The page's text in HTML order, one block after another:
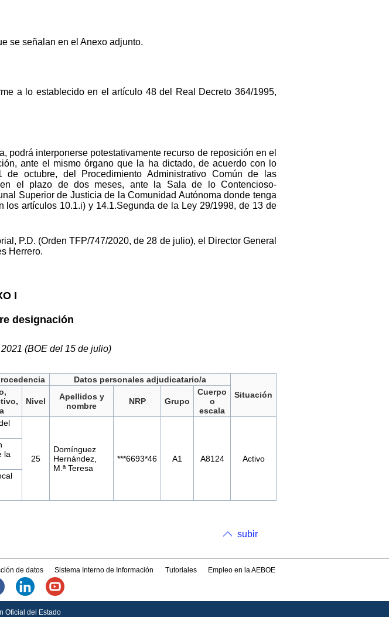
se señalan en el Anexo adjunto.
a lo establecido en el artículo 48 del Real Decreto 364/1995,
interponerse potestativamente recurso de reposición en el
ante el mismo órgano que la ha dictado, de acuerdo con lo
octubre, del Procedimiento Administrativo Común de las
en el plazo de dos meses, ante la Sala de lo Contencioso-
Superior de Justicia de la Comunidad Autónoma donde tenga
artículos 10.1.i) y 14.1.Segunda de la Ley 29/1998, de 13 de
P.D. (Orden TFP/747/2020, de 28 de julio), el Director General
Herrero.
I
designación
(BOE del 15 de julio)
Datos personales adjudicatario/a
Situación
Nivel
Apellidos y
nombre
NRP Grupo
Cuerpo
o
escala
25
Domínguez
Hernández,
M.ª Teresa
***6693*46 A1 A8124 Activo
la
subir
de datos Sistema Interno de Información Tutoriales Empleo en la AEBOE
Oficial del Estado